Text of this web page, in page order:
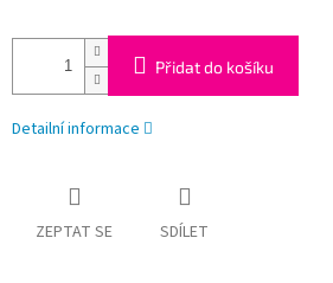
Přidat do košíku
Detailní informace
ZEPTAT SE SDÍLET